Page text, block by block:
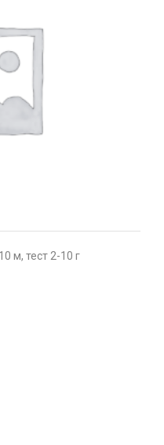
м, тест 2-10 г